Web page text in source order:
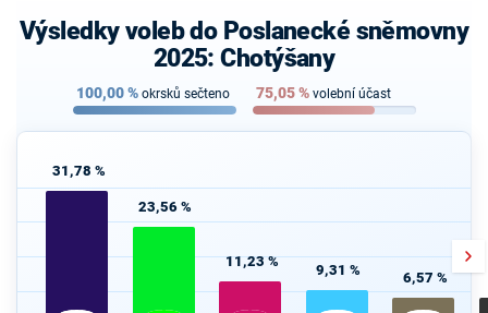
Výsledky voleb do Poslanecké sněmovny
2025: Chotýšany
100,00% okrsků sečteno 75,05% volební účast
31,78 %
23,56 %
11,23 %
9,31 % 6,57 %